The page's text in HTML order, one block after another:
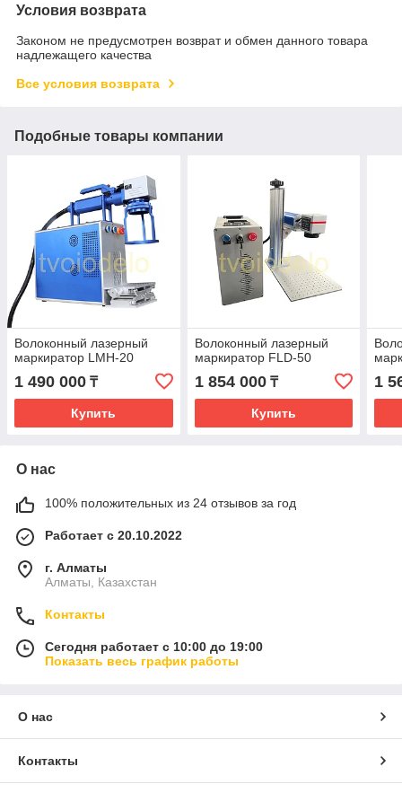
Условия возврата
Законом не предусмотрен возврат и обмен данного товара
надлежащего качества
Все условия возврата
Подобные товары компании
Волоконный лазерный
маркиратор LMH-20
1 490 000 ₸
Купить
Волоконный лазерный
маркиратор FLD-50
1 854 000₸
Купить
1
О нас
100% положительных из 24 отзывов за год
Работает с 20.10.2022
г. Алматы
Алматы, Казахстан
Контакты
Сегодня работает с 10:00 до 19:00
Показать весь график работы
О нас
Контакты